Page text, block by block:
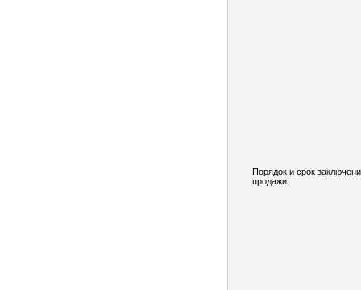
Порядок и срок
продажи: